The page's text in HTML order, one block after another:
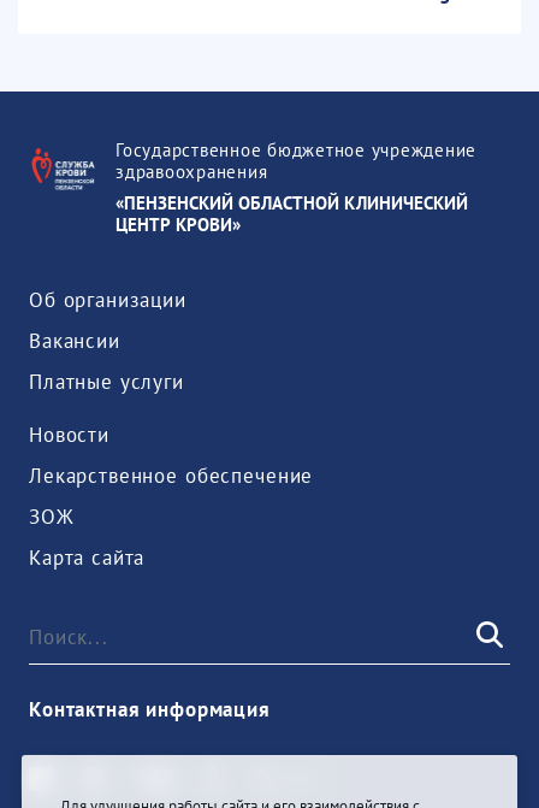
Государственное бюджетное учреждение
здравоохранения
«ПЕНЗЕНСКИЙ ОБЛАСТНОЙ КЛИНИЧЕСКИЙ
ЦЕНТР КРОВИ»
Об организации
Вакансии
Платные услуги
Новости
Лекарственное обеспечение
ЗОЖ
Карта сайта
Контактная информация